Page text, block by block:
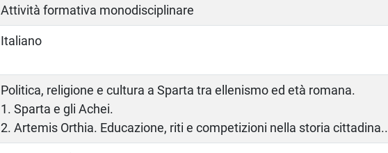
Attività formativa monodisciplinare
Italiano
Politica, religione e cultura a Sparta tra ellenismo ed età romana.
1. Sparta e gli Achei.
2. Artemis Orthia. Educazione, riti e competizioni nella storia cittadina..